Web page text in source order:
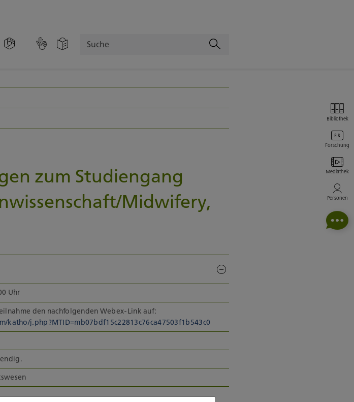
Suche
zum Studiengang
Midwifery,
Uhr
den nachfolgenden Webex-Link auf:
katho/j.php?MTID=mb07bdf15c22813c76ca47503f1b543c0
Bibliothek
Forschung
Mediathek
Personen